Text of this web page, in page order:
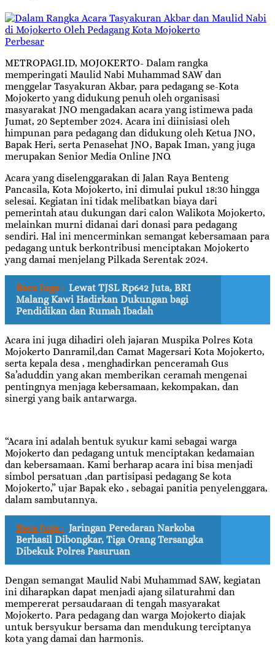
Perbesar
METROPAGI.ID, MOJOKERTO- Dalam rangka
memperingati Maulid Nabi Muhammad SAW dan
menggelar Tasyakuran Akbar, para pedagang se-Kota
Mojokerto yang didukung penuh oleh organisasi
masyarakat JNO mengadakan acara yang istimewa pada
Jumat, 20 September 2024. Acara ini diinisiasi oleh
himpunan para pedagang dan didukung oleh Ketua JNO,
Bapak Heri, serta Penasehat JNO, Bapak Iman, yang juga
merupakan Senior Media Online JNO.
Acara yang diselenggarakan di Jalan Raya Benteng
Pancasila, Kota Mojokerto, ini dimulai pukul 18:30 hingga
selesai. Kegiatan ini tidak melibatkan biaya dari
pemerintah atau dukungan dari calon Walikota Mojokerto,
melainkan murni didanai dari donasi para pedagang
sendiri. Hal ini mencerminkan semangat kebersamaan para
pedagang untuk berkontribusi menciptakan Mojokerto
yang damai menjelang Pilkada Serentak 2024.
Baca Juga : Lewat TJSL Rp642 Juta, BRI
Malang Kawi Hadirkan Dukungan bagi
Pendidikan dan Rumah Ibadah
Acara ini juga dihadiri oleh jajaran Muspika Polres Kota
Mojokerto Danramil,dan Camat Magersari Kota Mojokerto,
serta kepala desa , menghadirkan penceramah Gus
Sa’aduddin yang akan memberikan ceramah mengenai
pentingnya menjaga kebersamaan, kekompakan, dan
sinergi yang baik antarwarga.
“Acara ini adalah bentuk syukur kami sebagai warga
Mojokerto dan pedagang untuk menciptakan kedamaian
dan kebersamaan. Kami berharap acara ini bisa menjadi
simbol persatuan ,dan partisipasi pedagang Se kota
Mojokerto,” ujar Bapak eko , sebagai panitia penyelenggara,
dalam sambutannya.
Baca Juga : Jaringan Peredaran Narkoba
Berhasil Dibongkar, Tiga Orang Tersangka
Dibekuk Polres Pasuruan
Dengan semangat Maulid Nabi Muhammad SAW, kegiatan
ini diharapkan dapat menjadi ajang silaturahmi dan
mempererat persaudaraan di tengah masyarakat
Mojokerto. Para pedagang dan warga Mojokerto diajak
untuk bersyukur bersama dan mendukung terciptanya
kota yang damai dan harmonis.